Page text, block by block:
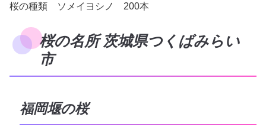
桜の種類 ソメイヨシノ 200本
桜の名所 茨城県つくばみらい
市
福岡堰の桜